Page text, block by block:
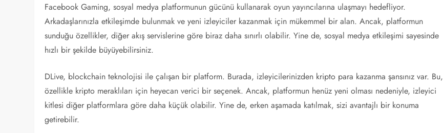
Facebook Gaming, sosyal medya platformunun gücünü kullanarak oyun yayıncılarına ulaşmayı hedefliyor.
Arkadaşlarınızla etkileşimde bulunmak ve yeni izleyiciler kazanmak için mükemmel bir alan. Ancak, platformun
sunduğu özellikler, diğer akış servislerine göre biraz daha sınırlı olabilir. Yine de, sosyal medya etkileşimi sayesinde
hızlı bir şekilde büyüyebilirsiniz.
DLive, blockchain teknolojisi ile çalışan bir platform. Burada, izleyicilerinizden kripto para kazanma şansınız var. Bu,
özellikle kripto meraklıları için heyecan verici bir seçenek. Ancak, platformun henüz yeni olması nedeniyle, izleyici
kitlesi diğer platformlara göre daha küçük olabilir. Yine de, erken aşamada katılmak, sizi avantajlı bir konuma
getirebilir.